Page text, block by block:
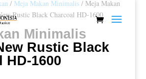
/ Meja Makan Minimalis/ Meja Makan
Rustic Black Charcoal HD-1600
Minimalis
Rustic Black
HD-1600